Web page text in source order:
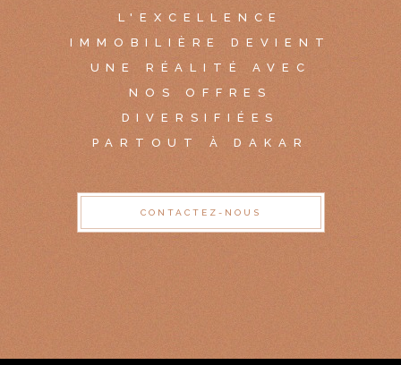
L'EXCELLENCE
IMMOBILIÈRE DEVIENT
UNE RÉALITÉ AVEC
NOS OFFRES
DIVERSIFIÉES
PARTOUT À DAKAR
CONTACTEZ-NOUS